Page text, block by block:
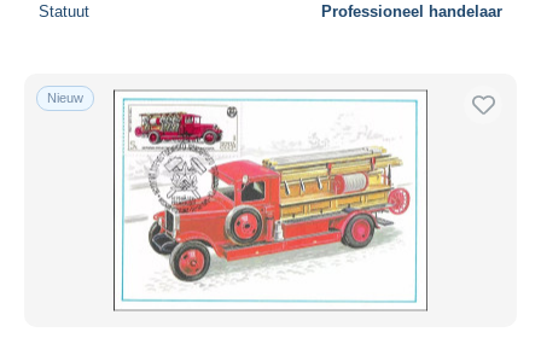
Statuut Professioneel handelaar
Nieuw